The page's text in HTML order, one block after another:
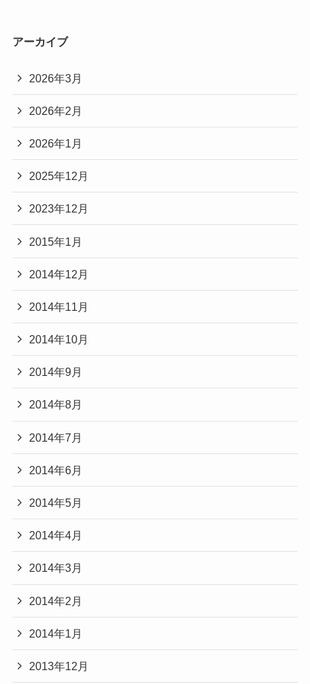
アーカイブ
2026年3月
2026年2月
2026年1月
2025年12月
2023年12月
2015年1月
2014年12月
2014年11月
2014年10月
2014年9月
2014年8月
2014年7月
2014年6月
2014年5月
2014年4月
2014年3月
2014年2月
2014年1月
2013年12月